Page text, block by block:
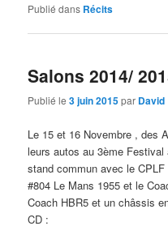
Publié dans Récits
Salons 2014/
Publié le3 juin 2015par David
Le 15 et 16 Novembre , des
leurs autos au 3ème
stand commun avec le
#804 Le Mans 1955 et le
Coach HBR5 et un châssis
CD :